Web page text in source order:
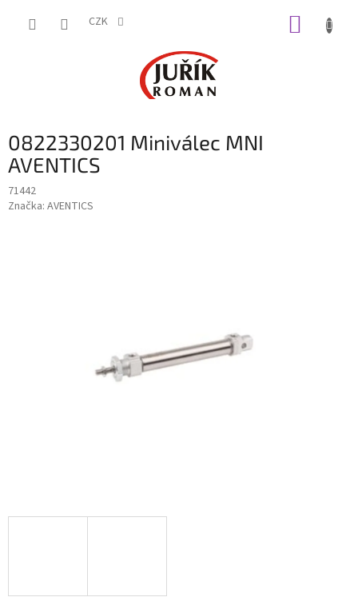
CZK
0822330201 Miniválec MNI
AVENTICS
71442
Značka: AVENTICS